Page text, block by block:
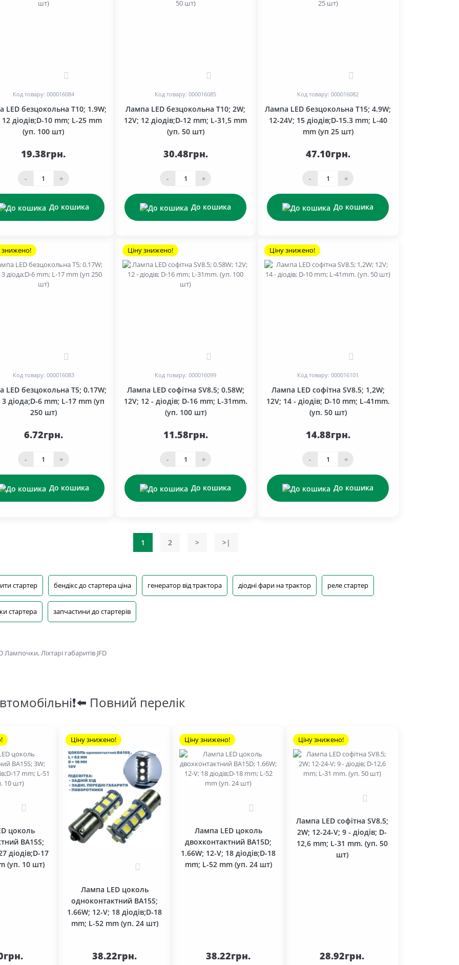
Код товару: 000016084
LED безцокольна T10; 1.9W;
12 діодів;D-10 mm; L-25 mm
(уп. 100 шт)
19.38грн.
- +
До кошика
Код товару: 000016085
Лампа LED безцокольна T10; 2W;
12V; 12 діодів;D-12 mm; L-31,5 mm
(уп. 50 шт)
30.48грн.
- +
До кошика
Код товару: 000016082
Лампа LED безцокольна T15; 4.9W;
12-24V; 15 діодів;D-15.3 mm; L-40
mm (уп 25 шт)
47.10грн.
- +
До кошика
знижено!
Код товару: 000016083
LED безцокольна T5; 0.17W;
3 діода;D-6 mm; L-17 mm (уп
250 шт)
6.72грн.
- +
До кошика
Ціну знижено!
Код товару: 000016099
Лампа LED софітна SV8.5; 0.58W;
12V; 12 - діодів; D-16 mm; L-31mm.
(уп. 100 шт)
11.58грн.
- +
До кошика
Ціну знижено!
Код товару: 000016101
Лампа LED софітна SV8.5; 1,2W;
12V; 14 - діодів; D-10 mm; L-41mm.
(уп. 50 шт)
14.88грн.
- +
До кошика
1 2 > >|
стартер бендікс до стартера ціна генератор від трактора діодні фари на трактор реле стартер
стартера запчастини до стартерів
Повний перелік
цоколь
BA15S;
діодів;D-17
(уп. 10 шт)
Ціну знижено!
Лампа LED цоколь
одноконтактний BA15S;
1.66W; 12-V; 18 діодів;D-18
mm; L-52 mm (уп. 24 шт)
38.22грн.
кошика
Ціну знижено!
Лампа LED цоколь
двохконтактний BA15D;
1.66W; 12-V; 18 діодів;D-18
mm; L-52 mm (уп. 24 шт)
38.22грн.
кошика
Ціну знижено!
Лампа LED софітна SV8.5;
2W; 12-24-V; 9 - діодів; D-
12,6 mm; L-31 mm. (уп. 50
шт)
28.92грн.
кошика